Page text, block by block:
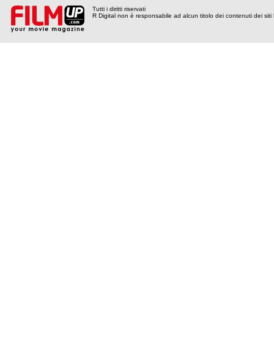
Tutti i diritti riservati
R Digital non è responsabile ad alcun titolo dei contenuti dei siti